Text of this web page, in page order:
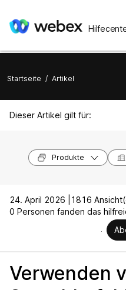
Startseite / Artikel
Dieser Artikel gilt für:
Produkte
24. April 2026 |
1816
0 Personen fanden das
Verwenden